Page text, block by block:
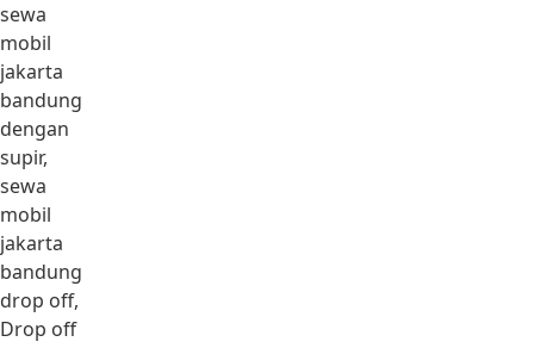
sewa
mobil
jakarta
bandung
dengan
supir,
sewa
mobil
jakarta
bandung
drop off,
Drop off